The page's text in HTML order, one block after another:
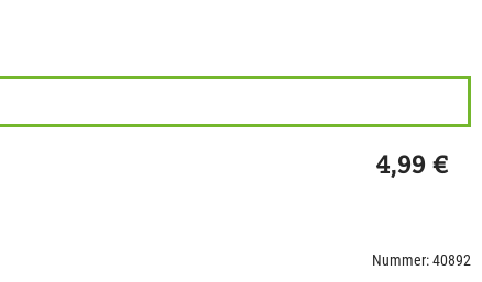
4,99 €
Nummer: 40892